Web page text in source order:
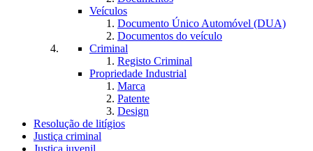
Veículos
Documento Único Automóvel (DUA)
Documentos do veículo
Criminal
Registo Criminal
Propriedade Industrial
Marca
Patente
Design
Resolução de litígios
Justiça criminal
Justiça juvenil